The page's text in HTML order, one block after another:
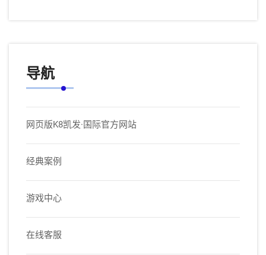
导航
网页版K8凯发·国际官方网站
经典案例
游戏中心
在线客服